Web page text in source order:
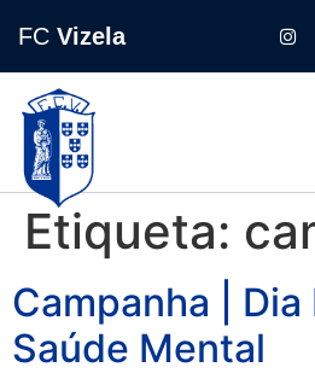
FC Vizela
Etiqueta:
Campanha |
Saúde Mental